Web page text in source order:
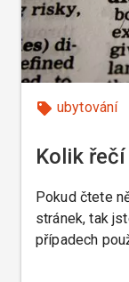
ubytování
Kolik
Pokud čtete
stránek, tak
případech